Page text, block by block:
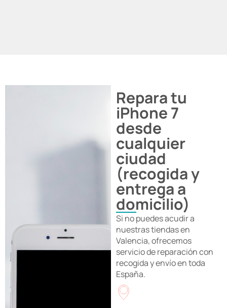
Repara tu
iPhone 7
desde
cualquier
ciudad
(recogida y
entrega a
domicilio)
Si no puedes acudir a
nuestras tiendas en
Valencia, ofrecemos
servicio de reparación con
recogida y envío en toda
España.